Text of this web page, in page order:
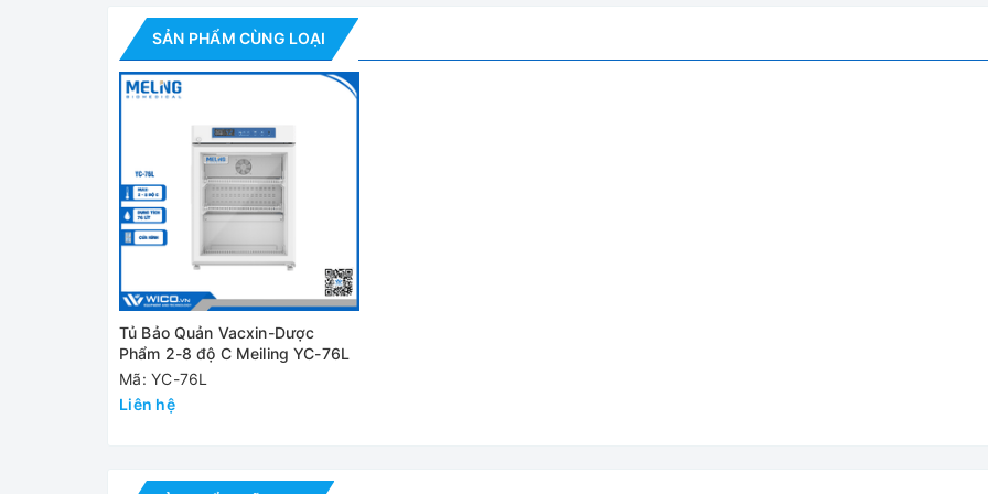
Tính năng nổi bật
✅ Kiểm soát nhiệt độ thông minh:
+ Hệ thống kiểm soát nhiệt độ vi xử lý có độ chính xác cao với cảm biến điều khiển/ báo động tích hợp cho nhiệt độ
cao/thấp, nhiệt độ môi trường và nhiệt độ thiết bị bay hơi,… đảm bảo vận hành an toàn và ổn định
+ Màn hình hiển thị nhiệt độ kỹ thuật số độ sáng cao 1 inch với độ chính xác 0.1℃; Nhiệt độ có thể được thiết lập tự
✅ Hệ thống làm lạnh: Được trang bị máy nén được cung cấp bởi một thương hiệu nổi tiếng quốc tế, dàn ngưng tụ
bằng không khí hiệu quả cao và dàn bay hơi dạng vây, đảm bảo làm lạnh nhanh
SẢN PHẨM CÙNG LOẠI
Tủ Bảo Quản Vacxin-Dược
Phẩm 2-8 độ C Meiling YC-76L
Mã: YC-76L
Liên hệ